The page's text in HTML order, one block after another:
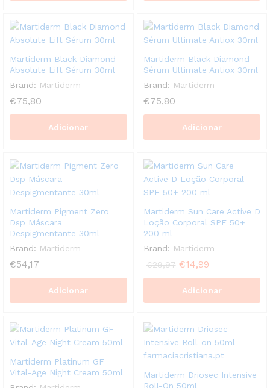
Martiderm Black Diamond
Absolute Lift Sérum 30ml
Brand: Martiderm
€75,80
Adicionar
Martiderm Black Diamond
Sérum Ultimate Antiox 30ml
Brand: Martiderm
€75,80
Adicionar
Martiderm Pigment Zero
Dsp Máscara
Despigmentante 30ml
Brand: Martiderm
€54,17
Adicionar
Martiderm Sun Care Active D
Loção Corporal SPF 50+
200 ml
Brand: Martiderm
€29,97 €14,99
Adicionar
Martiderm Platinum GF
Vital-Age Night Cream 50ml
Martiderm Driosec Intensive
Roll-On 50ml